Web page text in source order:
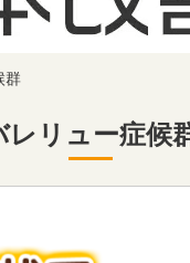
群
レリュー症候